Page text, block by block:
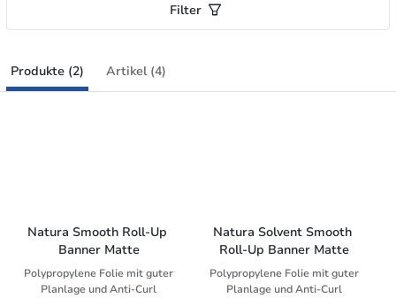
Filter
Produkte (2) Artikel (4)
Natura Smooth Roll-Up
Banner Matte
Polypropylene Folie mit guter
Planlage und Anti-Curl
Natura Solvent Smooth
Roll-Up Banner Matte
Polypropylene Folie mit guter
Planlage und Anti-Curl